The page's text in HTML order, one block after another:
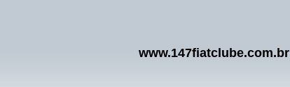
www.147fiatclube.com.br